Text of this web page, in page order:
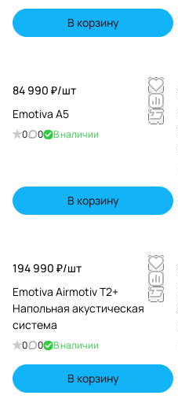
В корзину
84 990 ₽/шт
Emotiva A5
0 0 В наличии
В корзину
194 990 ₽/шт
Emotiva Airmotiv T2+
Напольная акустическая
система
0 0 В наличии
В корзину